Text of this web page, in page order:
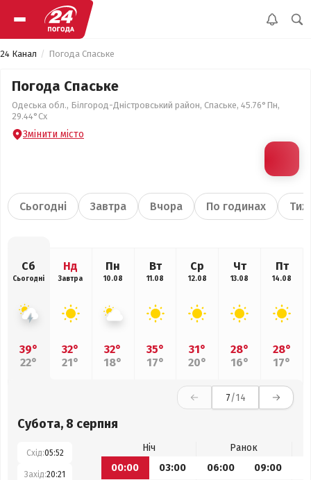
24 Канал Погода Спаське
Погода Спаське
Одеська обл., Білгород-Дністровський район, Спаське, 45.76°Пн,
29.44°Сх
Змінити місто
Сьогодні Завтра Вчора По годинах
Сб
Сьогодні
39°
22°
Нд
Завтра
32°
21°
Пн
10.08
32°
18°
Вт
11.08
35°
17°
Ср
12.08
31°
20°
Чт
13.08
28°
16°
Пт
14.08
28°
17°
7/14
Субота, 8 серпня
Схід:05:52
Захід:20:21
Ніч
Ранок
00:00
03:00 06:00 09:00